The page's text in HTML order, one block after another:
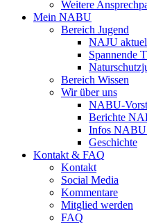
Weitere
Mein NABU
Bereich Jugend
NAJU
Spannende
Bereich Wissen
Wir über uns
NABU-
Berichte
Infos NABU
Geschichte
Kontakt & FAQ
Kontakt
Social Media
Kommentare
Mitglied werden
FAQ